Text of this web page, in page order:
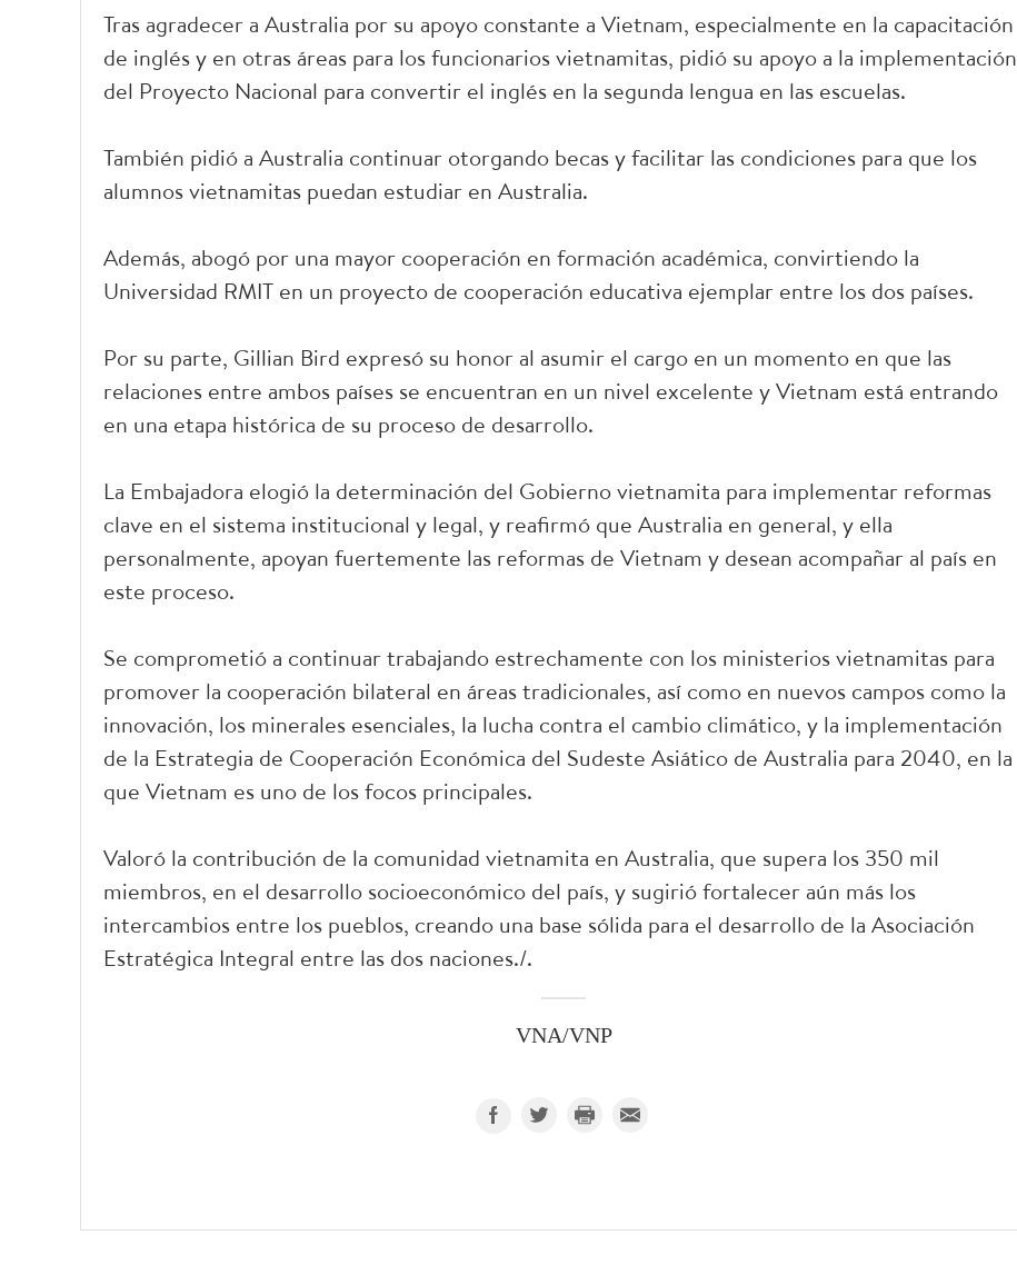
Tras agradecer a Australia por su apoyo constante a Vietnam, especialmente en la capacitación
de inglés y en otras áreas para los funcionarios vietnamitas, pidió su apoyo a la implementación
del Proyecto Nacional para convertir el inglés en la segunda lengua en las escuelas.
También pidió a Australia continuar otorgando becas y facilitar las condiciones para que los
alumnos vietnamitas puedan estudiar en Australia.
Además, abogó por una mayor cooperación en formación académica, convirtiendo la
Universidad RMIT en un proyecto de cooperación educativa ejemplar entre los dos países.
Por su parte, Gillian Bird expresó su honor al asumir el cargo en un momento en que las
relaciones entre ambos países se encuentran en un nivel excelente y Vietnam está entrando
en una etapa histórica de su proceso de desarrollo.
La Embajadora elogió la determinación del Gobierno vietnamita para implementar reformas
clave en el sistema institucional y legal, y reafirmó que Australia en general, y ella
personalmente, apoyan fuertemente las reformas de Vietnam y desean acompañar al país en
este proceso.
Se comprometió a continuar trabajando estrechamente con los ministerios vietnamitas para
promover la cooperación bilateral en áreas tradicionales, así como en nuevos campos como la
innovación, los minerales esenciales, la lucha contra el cambio climático, y la implementación
de la Estrategia de Cooperación Económica del Sudeste Asiático de Australia para 2040, en la
que Vietnam es uno de los focos principales.
Valoró la contribución de la comunidad vietnamita en Australia, que supera los 350 mil
miembros, en el desarrollo socioeconómico del país, y sugirió fortalecer aún más los
intercambios entre los pueblos, creando una base sólida para el desarrollo de la Asociación
Estratégica Integral entre las dos naciones./.
VNA/VNP